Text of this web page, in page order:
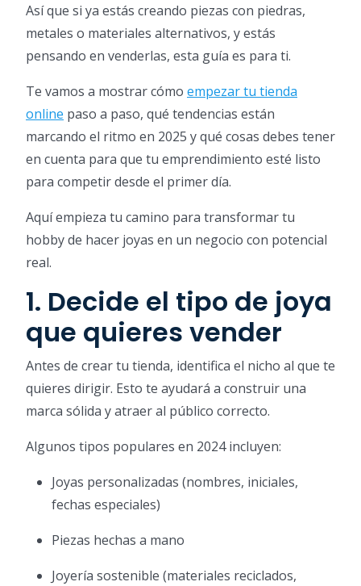
Así que si ya estás creando piezas con piedras,
metales o materiales alternativos, y estás
pensando en venderlas, esta guía es para ti.
Te vamos a mostrar cómo empezar tu tienda
online paso a paso, qué tendencias están
marcando el ritmo en 2025 y qué cosas debes tener
en cuenta para que tu emprendimiento esté listo
para competir desde el primer día.
Aquí empieza tu camino para transformar tu
hobby de hacer joyas en un negocio con potencial
real.
1. Decide el tipo de joya
que quieres vender
Antes de crear tu tienda, identifica el nicho al que te
quieres dirigir. Esto te ayudará a construir una
marca sólida y atraer al público correcto.
Algunos tipos populares en 2024 incluyen:
Joyas personalizadas (nombres, iniciales,
fechas especiales)
Piezas hechas a mano
Joyería sostenible (materiales reciclados,